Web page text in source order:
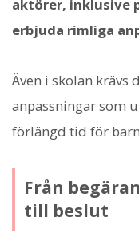
aktörer, inklusive
erbjuda rimliga
Även i skolan krävs
anpassningar som
förlängd tid för
Från
till beslut